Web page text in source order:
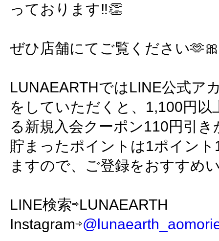
っております‼️👏
ぜひ店舗にてご覧ください🫶🎀
LUNAEARTHではLINE公式ア
をしていただくと、1,100円以
る新規入会クーポン110円引
貯まったポイントは1ポイン
ますので、ご登録をおすすめ
LINE検索⇨LUNAEARTH
Instagram⇨